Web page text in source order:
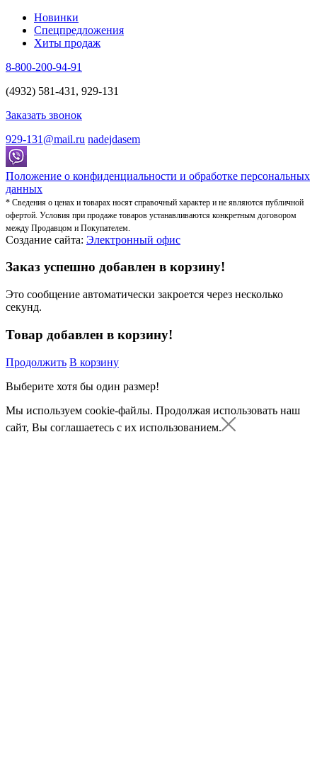
Новинки
Спецпредложения
Хиты продаж
8-800-200-94-91
(4932) 581-431, 929-131
Заказать звонок
929-131@mail.ru nadejdasem
Положение о конфиденциальности и обработке персональных
данных
* Сведения о ценах и товарах носят справочный характер и не являются публичной
офертой. Условия при продаже товаров устанавливаются конкретным договором
между Продавцом и Покупателем.
Создание сайта: Электронный офис
Заказ успешно добавлен в корзину!
Это сообщение автоматически закроется через несколько
секунд.
Товар добавлен в корзину!
Продолжить В корзину
Выберите хотя бы один размер!
Мы используем cookie-файлы. Продолжая использовать наш
сайт, Вы соглашаетесь с их использованием.